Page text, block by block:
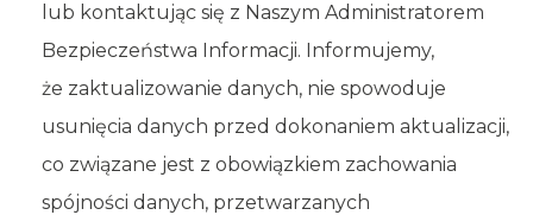
lub kontaktując się z Naszym Administratorem
Bezpieczeństwa Informacji. Informujemy,
że zaktualizowanie danych, nie spowoduje
usunięcia danych przed dokonaniem aktualizacji,
co związane jest z obowiązkiem zachowania
spójności danych, przetwarzanych